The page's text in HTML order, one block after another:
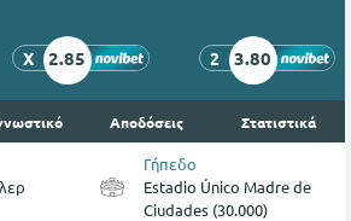
X 2.85 2 3.80
Αποδόσεις Στατιστικά
Γήπεδο
Estadio Único Madre de
Ciudades (30.000)